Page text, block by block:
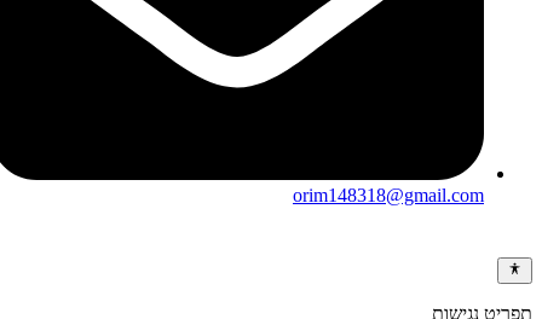
orim148318@gmail.com
נגישות